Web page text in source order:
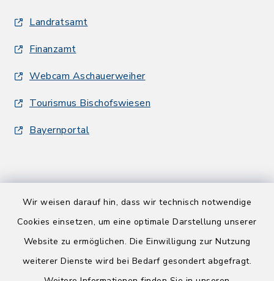
Wir weisen darauf hin, dass wir technisch notwendige
Cookies einsetzen, um eine optimale Darstellung unserer
Website zu ermöglichen. Die Einwilligung zur Nutzung
weiterer Dienste wird bei Bedarf gesondert abgefragt.
Landratsamt
Finanzamt
Webcam Aschauerweiher
Tourismus Bischofswiesen
Bayernportal
Kontakt